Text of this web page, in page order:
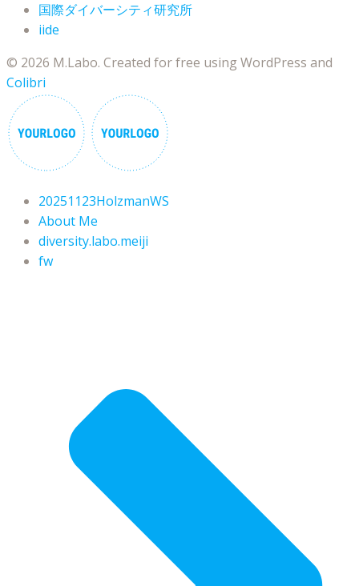
国際ダイバーシティ研究所
iide
© 2026 M.Labo. Created for free using WordPress and
Colibri
20251123HolzmanWS
About Me
diversity.labo.meiji
fw